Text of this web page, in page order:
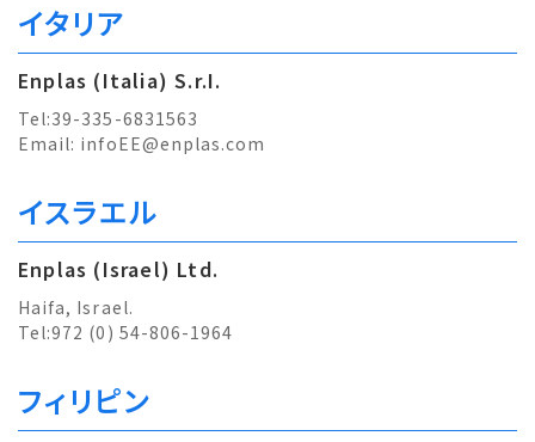
イタリア
Enplas (Italia) S.r.I.
Tel:39-335-6831563
Email: infoEE@enplas.com
イスラエル
Enplas (Israel) Ltd.
Haifa, Israel.
Tel:972 (0) 54-806-1964
フィリピン